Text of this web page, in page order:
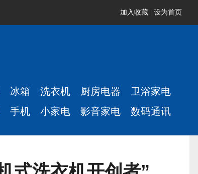
加入收藏 设为首页
冰箱 洗衣机 厨房电器
卫浴家电
手机 小家电 影音家电 数码通讯